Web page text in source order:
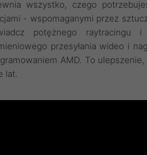
wszystko, czego
- wspomaganymi przez
potężnego raytracingu
przesyłania wideo i
AMD. To
lat.